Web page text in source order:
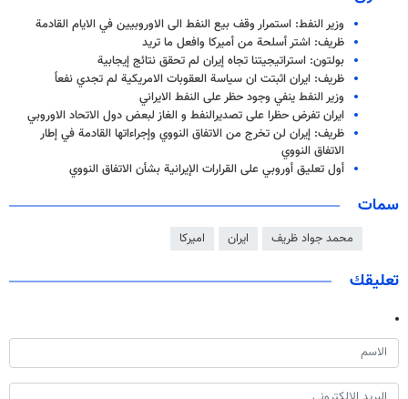
وزير النفط: استمرار وقف بيع النفط الى الاوروبيين في الايام القادمة
ظريف: اشتر أسلحة من أميركا وافعل ما تريد
بولتون: استراتيجيتنا تجاه إيران لم تحقق نتائج إيجابية
ظريف: ايران اثبتت ان سياسة العقوبات الامريكية لم تجدي نفعاً
وزير النفط ينفي وجود حظر على النفط الايراني
ايران تفرض حظرا على تصديرالنفط و الغاز لبعض دول الاتحاد الاوروبي
ظريف: إيران لن تخرج من الاتفاق النووي وإجراءاتها القادمة في إطار
الاتفاق النووي
أول تعليق أوروبي على القرارات الإيرانية بشأن الاتفاق النووي
سمات
محمد جواد ظريف ايران اميركا
تعليقك